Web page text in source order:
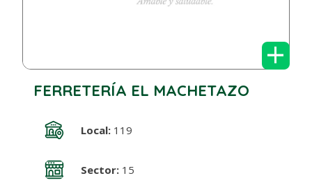
+
FERRETERÍA EL MACHETAZO
Local:119
Sector:15